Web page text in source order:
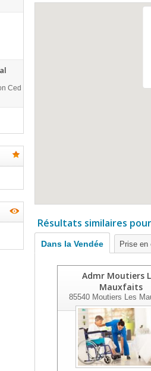
Ced
Résultats similaires
Dans la Vendée Prise en
Admr Moutiers
Mauxfaits
85540 Moutiers Les